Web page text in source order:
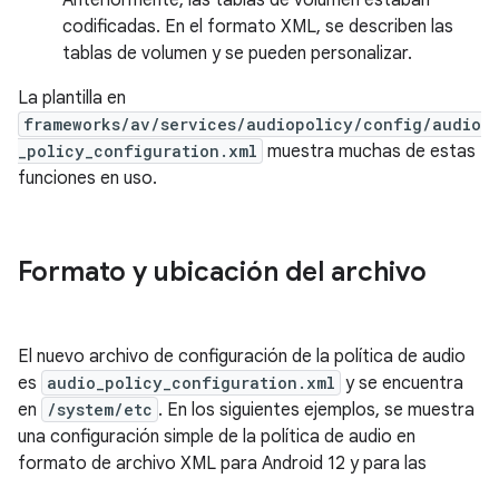
codificadas. En el formato XML, se describen las
tablas de volumen y se pueden personalizar.
La plantilla en
frameworks/av/services/audiopolicy/config/audio
_policy_configuration.xml muestra muchas de estas
funciones en uso.
Formato y ubicación del archivo
El nuevo archivo de configuración de la política de audio
es audio_policy_configuration.xml y se encuentra
en
/system/etc . En los siguientes ejemplos, se muestra
una configuración simple de la política de audio en
formato de archivo XML para Android 12 y para las